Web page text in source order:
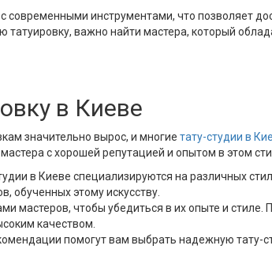
инструментами, что позволяет
татуировку, важно найти мастера, который
в Киеве
значительно вырос, и многие тату-студии в
с хорошей репутацией и опытом в этом
в Киеве специализируются на различных
обученных этому искусству.
мастеров, чтобы убедиться в их опыте и
качеством.
помогут вам выбрать надежную тату-